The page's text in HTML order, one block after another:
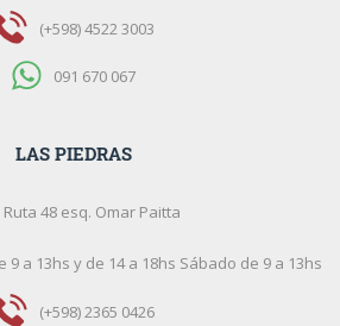
(+598) 4522 3003
091 670 067
LAS PIEDRAS
Ruta 48 esq. Omar Paitta
9 a 13hs y de 14 a 18hs Sábado de 9 a 13hs
(+598) 2365 0426